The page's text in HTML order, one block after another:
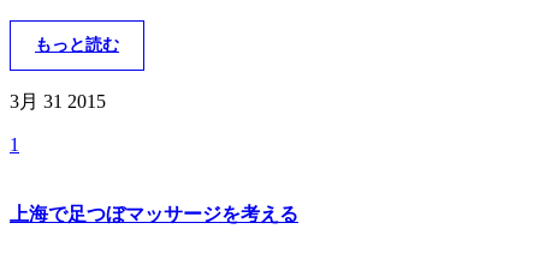
もっと読む
3月 31 2015
1
上海で足つぼマッサージを考える